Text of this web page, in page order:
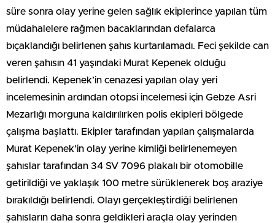
süre sonra olay yerine gelen sağlık ekiplerince yapılan tüm
müdahalelere rağmen bacaklarından defalarca
bıçaklandığı belirlenen şahıs kurtarılamadı. Feci şekilde can
veren şahısın 41 yaşındaki Murat Kepenek olduğu
belirlendi. Kepenek’in cenazesi yapılan olay yeri
incelemesinin ardından otopsi incelemesi için Gebze Asri
Mezarlığı morguna kaldırılırken polis ekipleri bölgede
çalışma başlattı. Ekipler tarafından yapılan çalışmalarda
Murat Kepenek’in olay yerine kimliği belirlenemeyen
şahıslar tarafından 34 SV 7096 plakalı bir otomobille
getirildiği ve yaklaşık 100 metre sürüklenerek boş araziye
bırakıldığı belirlendi. Olayı gerçekleştirdiği belirlenen
şahısların daha sonra geldikleri araçla olay yerinden